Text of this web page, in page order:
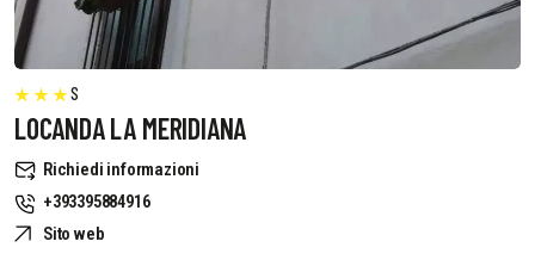
S
LOCANDA LA MERIDIANA
Richiedi informazioni
+393395884916
Sito web